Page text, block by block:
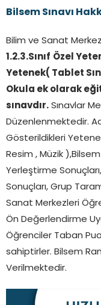
Bilsem Sınavı
Bilim ve Sanat
1.2.3.Sınıf Özel
Yetenek( Tablet
Okula ek olarak
sınavdır. Sınavlar
Düzenlenmektedir.
Gösterildikleri
Resim , Müzik
Yerleştirme
Sonuçları, Grup
Sanat Merkezleri
Ön Değerlendirme
Öğrenciler Taban
sahiptirler. Bilsem
Verilmektedir.